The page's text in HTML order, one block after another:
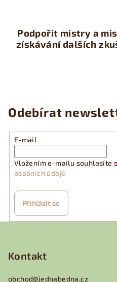
Podpořit mistry a
získávání dalších
Odebírat
E-mail
Vložením e-mailu souhlasíte s
osobních údajů
Přihlásit se
Kontakt
obchod@jednabedna.cz